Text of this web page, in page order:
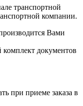
транспортной
компании.
Вами
документов
при приеме заказа в